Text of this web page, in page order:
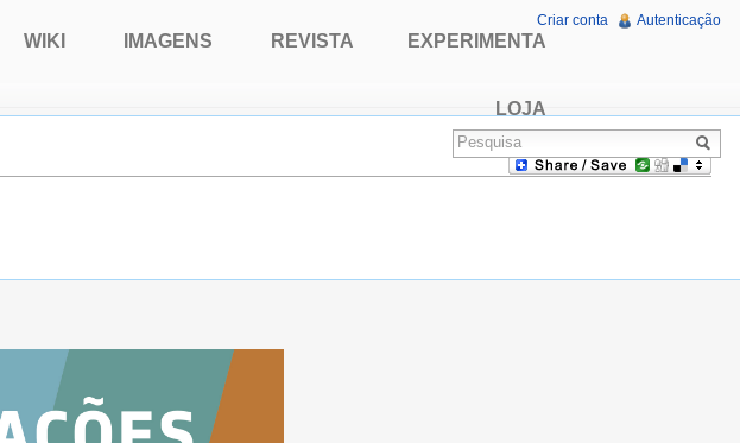
WIKI IMAGENS REVISTA EXPERIMENTA
LOJA
Criar conta Autenticação